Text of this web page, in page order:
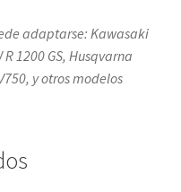
adaptarse: Kawasaki
1200 GS, Husqvarna
y otros modelos